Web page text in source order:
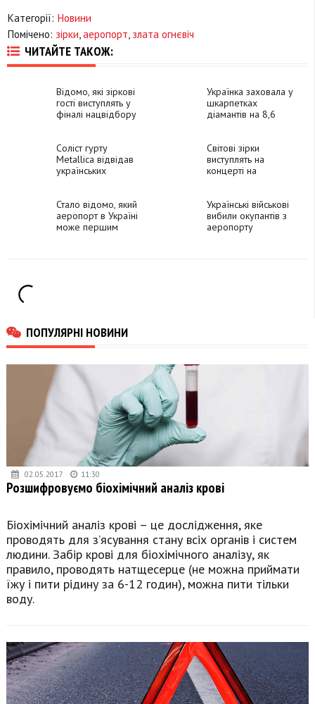
Категорії: Новини
Помічено: зірки аеропорт злата огнєвіч
ЧИТАЙТЕ ТАКОЖ:
Відомо, які зіркові
гості виступлять у
фіналі нацвідбору
Українка заховала у
шкарпетках
діамантів на 8,6
Соліст гурту
Metallica відвідав
українських
Світові зірки
виступлять на
концерті на
Стало відомо, який
аеропорт в Україні
може першим
Українські військові
вибили окупантів з
аеропорту
ПОПУЛЯРНІ НОВИНИ
02.05.2017 11:30
Розшифровуємо біохімічний аналіз крові
Біохімічний аналіз крові – це дослідження, яке
проводять для з’ясування стану всіх органів і систем
людини. Забір крові для біохімічного аналізу, як
правило, проводять натщесерце (не можна приймати
їжу і пити рідину за 6-12 годин), можна пити тільки
воду.